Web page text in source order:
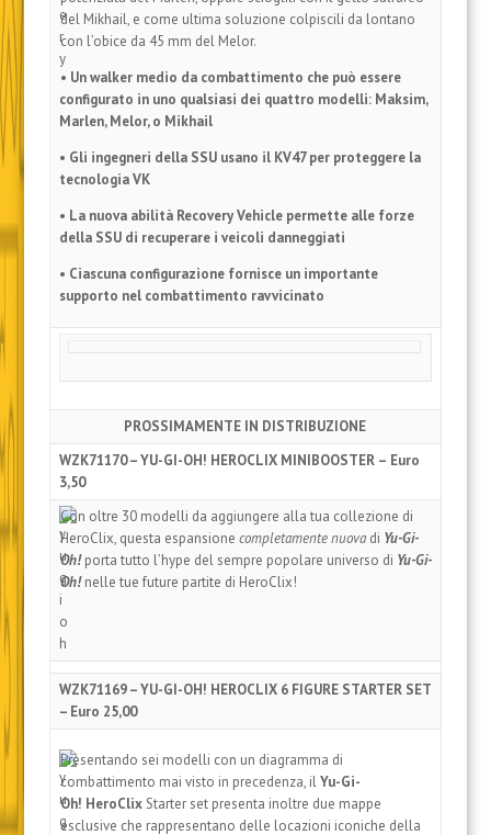
del Mikhail, e come ultima soluzione colpiscili da lontano
con l’obice da 45 mm del Melor.
• Un walker medio da combattimento che può essere
configurato in uno qualsiasi dei quattro modelli: Maksim,
Marlen, Melor, o Mikhail
• Gli ingegneri della SSU usano il KV47 per proteggere la
tecnologia VK
• La nuova abilità Recovery Vehicle permette alle forze
della SSU di recuperare i veicoli danneggiati
• Ciascuna configurazione fornisce un importante
supporto nel combattimento ravvicinato
PROSSIMAMENTE IN DISTRIBUZIONE
WZK71170 – YU-GI-OH! HEROCLIX MINIBOOSTER – Euro
3,50
Con oltre 30 modelli da aggiungere alla tua collezione di
HeroClix, questa espansione completamente nuova di Yu-Gi-
Oh!porta tutto l’hype del sempre popolare universo di Yu-Gi-
Oh!nelle tue future partite di HeroClix!
WZK71169 – YU-GI-OH! HEROCLIX 6 FIGURE STARTER SET
– Euro 25,00
Presentando sei modelli con un diagramma di
combattimento mai visto in precedenza, ilYu-Gi-
Oh! HeroClixStarter set presenta inoltre due mappe
esclusive che rappresentano delle locazioni iconiche della